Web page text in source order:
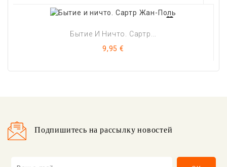
Бытие И Ничто. Сартр...
Цена
9,95 €
Подпишитесь на рассылку новостей